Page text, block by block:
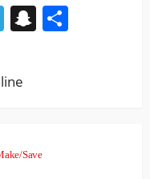
Telegram
Snapchat
Save